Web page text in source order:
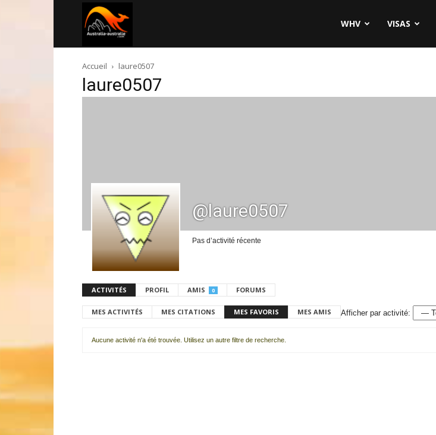
australie.com
WHV VISAS
Accueil laure0507
laure0507
@laure0507
Pas d’activité récente
ACTIVITÉS PROFIL AMIS 0 FORUMS
MES ACTIVITÉS MES CITATIONS MES FAVORIS MES AMIS Afficher par activité:
Aucune activité n'a été trouvée. Utilisez un autre filtre de recherche.